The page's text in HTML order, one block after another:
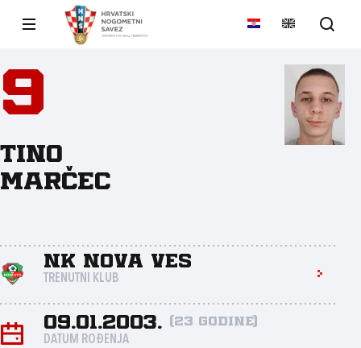
9
Tino
Marčec
NK Nova Ves
TRENUTNI KLUB
09.01.2003. (23 godine)
DATUM ROĐENJA